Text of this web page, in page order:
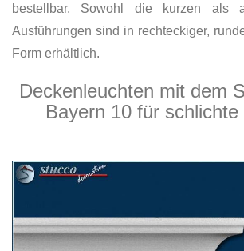
bestellbar. Sowohl die kurzen als
Ausführungen sind in rechteckiger,
Form erhältlich.
Deckenleuchten mit dem
Bayern 10 für schlichte